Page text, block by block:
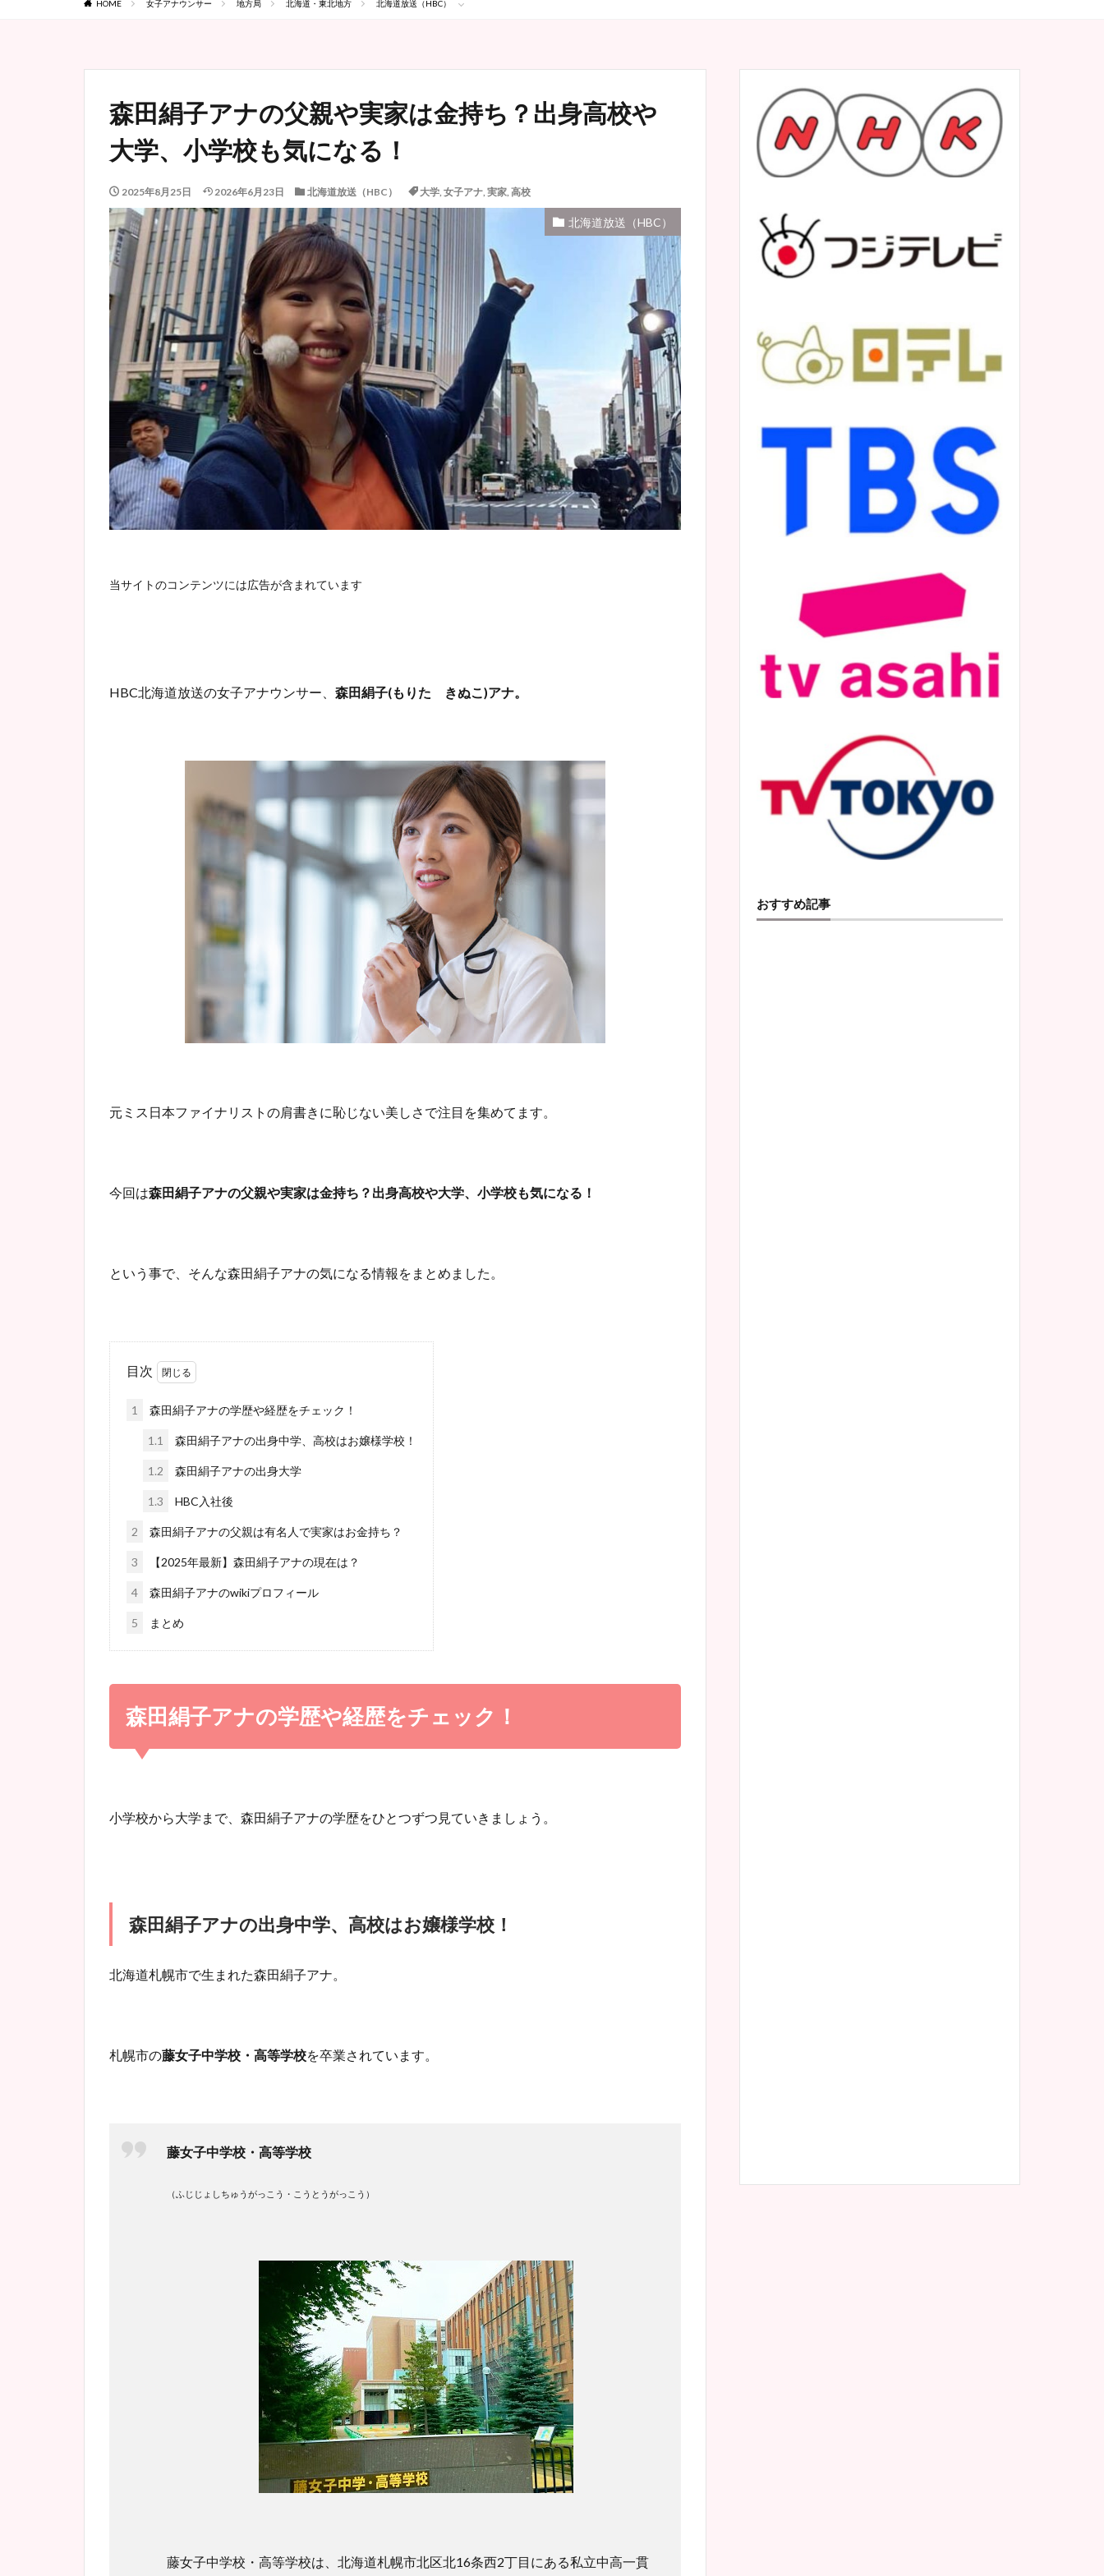
HOME 女子アナウンサー 地方局 北海道・東北地方 北海道放送（HBC）
森田絹子アナの父親や実家は金持ち？出身高校や
大学、小学校も気になる！
2025年8月25日 2026年6月23日 北海道放送（HBC） 大学, 女子アナ, 実家, 高校
北海道放送（HBC）
当サイトのコンテンツには広告が含まれています
HBC北海道放送の女子アナウンサー、 森田絹子(もりた きぬこ )アナ。
元ミス日本ファイナリストの肩書きに恥じない美しさで注目を集めてます。
今回は森田絹子アナの父親や実家は金持ち？出身高校や大学、小学校も気になる！
という事で、そんな森田絹子アナの気になる情報をまとめました。
目次
1 森田絹子アナの学歴や経歴をチェック！
1.1 森田絹子アナの出身中学、高校はお嬢様学校！
1.2 森田絹子アナの出身大学
1.3 HBC入社後
2 森田絹子アナの父親は有名人で実家はお金持ち？
3 【2025年最新】森田絹子アナの現在は？
4 森田絹子アナのwikiプロフィール
5 まとめ
森田絹子アナの学歴や経歴をチェック！
小学校から大学まで、森田絹子アナの学歴をひとつずつ見ていきましょう。
森田絹子アナの出身中学、高校はお嬢様学校！
北海道札幌市で生まれた森田絹子アナ。
札幌市の藤女子中学校・高等学校を卒業されています。
藤女子中学校・高等学校
（ふじじょしちゅうがっこう・こうとうがっこう）
藤女子中学校・高等学校は、北海道札幌市北区北16条西2丁目にある私立中高一貫
おすすめ記事